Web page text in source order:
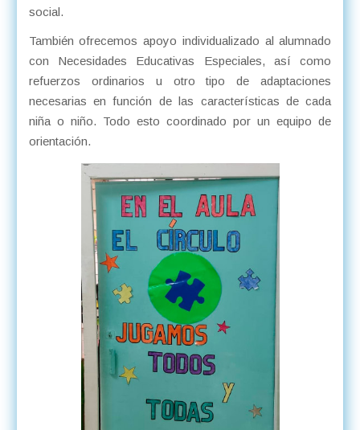
social.
También ofrecemos apoyo individualizado al alumnado
con Necesidades Educativas Especiales, así como
refuerzos ordinarios u otro tipo de adaptaciones
necesarias en función de las características de cada
niña o niño. Todo esto coordinado por un equipo de
orientación.